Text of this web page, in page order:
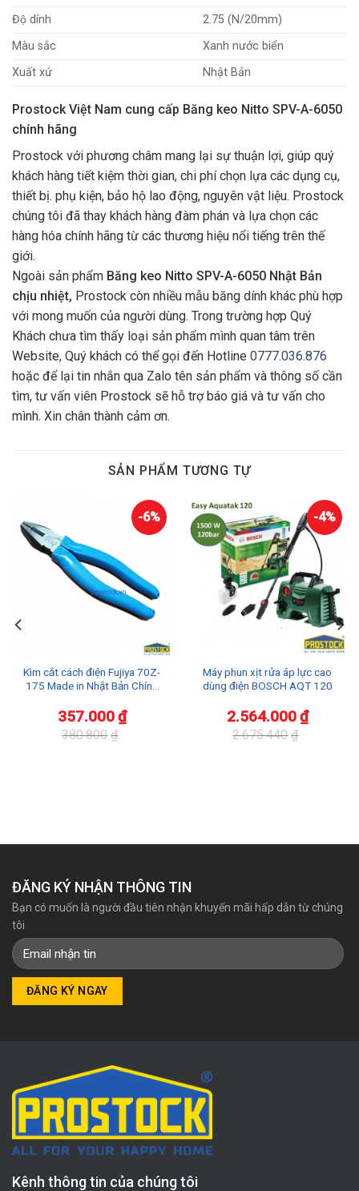
Độ dính
2.75 (N/20mm)
Màu sắc
Xanh nước biển
Xuất xứ
Nhật Bản
Prostock Việt Nam cung cấp Băng keo Nitto SPV-A-6050
chính hãng
Prostock với phương châm mang lại sự thuận lợi, giúp quý
khách hàng tiết kiệm thời gian, chi phí chọn lựa các dụng cụ,
thiết bị. phụ kiện, bảo hộ lao động, nguyên vật liệu. Prostock
chúng tôi đã thay khách hàng đàm phán và lựa chọn các
hàng hóa chính hãng từ các thương hiệu nổi tiếng trên thế
giới.
Ngoài sản phẩm Băng keo Nitto SPV-A-6050 Nhật Bản
chịu nhiệt, Prostock còn nhiều mẫu băng dính khác phù hợp
với mong muốn của người dùng. Trong trường hợp Quý
Khách chưa tìm thấy loại sản phẩm mình quan tâm trên
Website, Quý khách có thể gọi đến Hotline 0777.036.876
hoặc để lại tin nhắn qua Zalo tên sản phẩm và thông số cần
tìm, tư vấn viên Prostock sẽ hỗ trợ báo giá và tư vấn cho
mình. Xin chân thành cảm ơn.
SẢN PHẨM TƯƠNG TỰ
-6%
Kìm cắt cách điện Fujiya 70Z-
175 Made in Nhật Bản Chính
380.800 ₫
357.000₫
-4%
Máy phun xịt rửa áp lực cao
dùng điện BOSCH AQT 120
2.675.440 ₫
2.564.000₫
ĐĂNG KÝ NHẬN THÔNG TIN
Bạn có muốn là người đầu tiên nhận khuyến mãi hấp dẫn từ chúng
tôi
Kênh thông tin của chúng tôi